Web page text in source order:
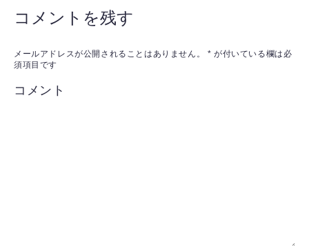
コメントを残す
メールアドレスが公開されることはありません。 * が付いている欄は必
須項目です
コメント